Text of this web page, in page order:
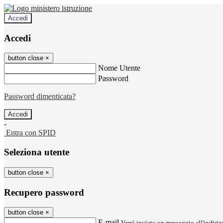
Accedi
Accedi
button close ×
Nome Utente
Password
Password dimenticata?
-
Entra con SPID
Seleziona utente
button close ×
Recupero password
button close ×